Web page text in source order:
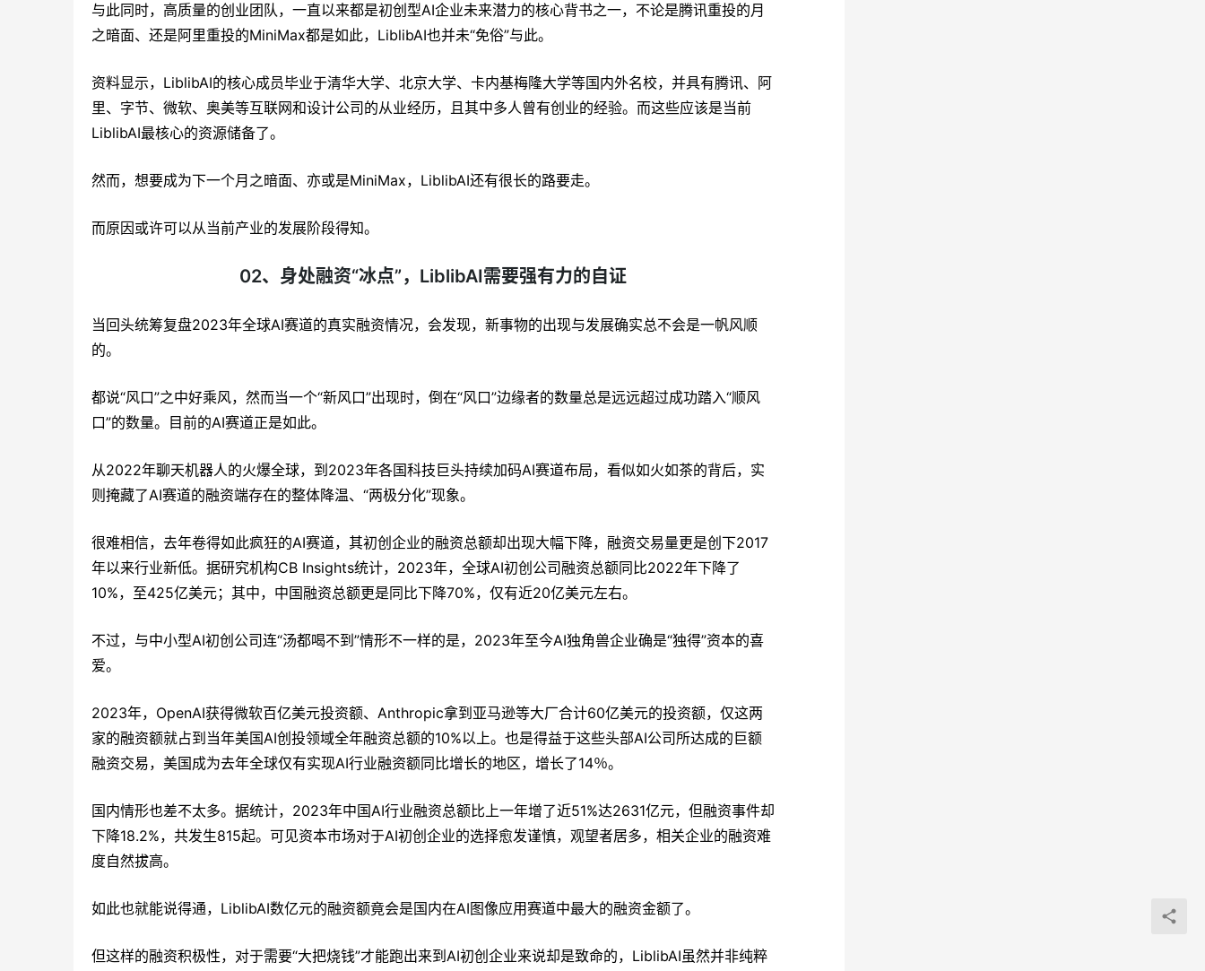
与此同时，高质量的创业团队，一直以来都是初创型AI企业未来潜力的核心背书之一，不论是腾讯重投的月
之暗面、还是阿里重投的MiniMax都是如此，LiblibAI也并未“免俗”与此。
资料显示，LiblibAI的核心成员毕业于清华大学、北京大学、卡内基梅隆大学等国内外名校，并具有腾讯、阿
里、字节、微软、奥美等互联网和设计公司的从业经历，且其中多人曾有创业的经验。而这些应该是当前
LiblibAI最核心的资源储备了。
然而，想要成为下一个月之暗面、亦或是MiniMax，LiblibAI还有很长的路要走。
而原因或许可以从当前产业的发展阶段得知。
02、身处融资“冰点”，LiblibAI需要强有力的自证
当回头统筹复盘2023年全球AI赛道的真实融资情况，会发现，新事物的出现与发展确实总不会是一帆风顺
的。
都说“风口”之中好乘风，然而当一个“新风口”出现时，倒在“风口”边缘者的数量总是远远超过成功踏入“顺风
口”的数量。目前的AI赛道正是如此。
从2022年聊天机器人的火爆全球，到2023年各国科技巨头持续加码AI赛道布局，看似如火如茶的背后，实
则掩藏了AI赛道的融资端存在的整体降温、“两极分化”现象。
很难相信，去年卷得如此疯狂的AI赛道，其初创企业的融资总额却出现大幅下降，融资交易量更是创下2017
年以来行业新低。据研究机构CB Insights统计，2023年，全球AI初创公司融资总额同比2022年下降了
10%，至425亿美元；其中，中国融资总额更是同比下降70%，仅有近20亿美元左右。
不过，与中小型AI初创公司连“汤都喝不到”情形不一样的是，2023年至今AI独角兽企业确是“独得”资本的喜
爱。
2023年，OpenAI获得微软百亿美元投资额、Anthropic拿到亚马逊等大厂合计60亿美元的投资额，仅这两
家的融资额就占到当年美国AI创投领域全年融资总额的10%以上。也是得益于这些头部AI公司所达成的巨额
融资交易，美国成为去年全球仅有实现AI行业融资额同比增长的地区，增长了14％。
国内情形也差不太多。据统计，2023年中国AI行业融资总额比上一年增了近51%达2631亿元，但融资事件却
下降18.2%，共发生815起。可见资本市场对于AI初创企业的选择愈发谨慎，观望者居多，相关企业的融资难
度自然拔高。
如此也就能说得通，LiblibAI数亿元的融资额竟会是国内在AI图像应用赛道中最大的融资金额了。
但这样的融资积极性，对于需要“大把烧钱”才能跑出来到AI初创企业来说却是致命的，LiblibAI虽然并非纯粹